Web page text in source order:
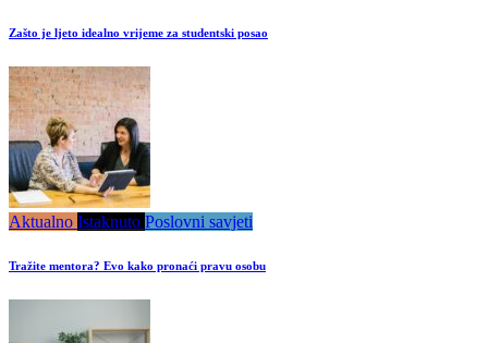
Zašto je ljeto idealno vrijeme za studentski posao
Aktualno Istaknuto Poslovni savjeti
Tražite mentora? Evo kako pronaći pravu osobu